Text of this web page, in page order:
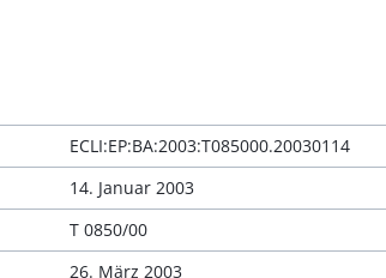
ECLI:EP:BA:2003:T085000.20030114
14. Januar 2003
T 0850/00
26. März 2003